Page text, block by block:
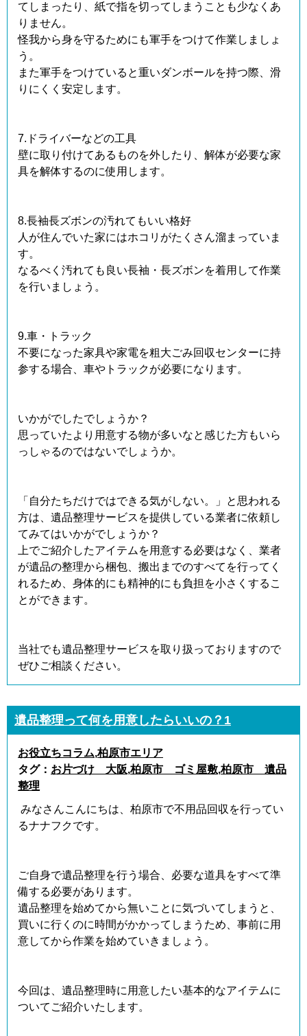
てしまったり、紙で指を切ってしまうことも少なくあ
りません。
怪我から身を守るためにも軍手をつけて作業しましょ
う。
また軍手をつけていると重いダンボールを持つ際、滑
りにくく安定します。
7.ドライバーなどの工具
壁に取り付けてあるものを外したり、解体が必要な家
具を解体するのに使用します。
8.長袖長ズボンの汚れてもいい格好
人が住んでいた家にはホコリがたくさん溜まっていま
す。
なるべく汚れても良い長袖・長ズボンを着用して作業
を行いましょう。
9.車・トラック
不要になった家具や家電を粗大ごみ回収センターに持
参する場合、車やトラックが必要になります。
いかがでしたでしょうか？
思っていたより用意する物が多いなと感じた方もいら
っしゃるのではないでしょうか。
「自分たちだけではできる気がしない。」と思われる
方は、遺品整理サービスを提供している業者に依頼し
てみてはいかがでしょうか？
上でご紹介したアイテムを用意する必要はなく、業者
が遺品の整理から梱包、搬出までのすべてを行ってく
れるため、身体的にも精神的にも負担を小さくするこ
とができます。
当社でも遺品整理サービスを取り扱っておりますので
ぜひご相談ください。
遺品整理って何を用意したらいいの？1
お役立ちコラム,柏原市エリア
タグ： お片づけ 大阪,柏原市 ゴミ屋敷,柏原市 遺品
整理
みなさんこんにちは、柏原市で不用品回収を行ってい
るナナフクです。
ご自身で遺品整理を行う場合、必要な道具をすべて準
備する必要があります。
遺品整理を始めてから無いことに気づいてしまうと、
買いに行くのに時間がかかってしまうため、事前に用
意してから作業を始めていきましょう。
今回は、遺品整理時に用意したい基本的なアイテムに
ついてご紹介いたします。